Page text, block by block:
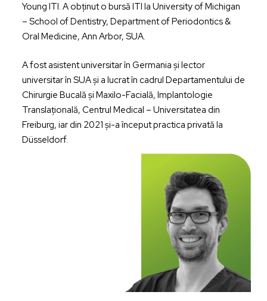
Young ITI. A obținut o bursă ITI la University of Michigan
– School of Dentistry, Department of Periodontics &
Oral Medicine, Ann Arbor, SUA.
A fost asistent universitar în Germania și lector
universitar în SUA și a lucrat în cadrul Departamentului de
Chirurgie Bucală și Maxilo-Facială, Implantologie
Translațională, Centrul Medical – Universitatea din
Freiburg, iar din 2021 și-a început practica privată la
Düsseldorf.